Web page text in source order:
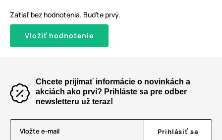
Zatiaľ bez hodnotenia. Buďte prvý.
Vložiť hodnotenie
Chcete prijímať informácie o novinkách a
akciách ako prví? Prihláste sa pre odber
newsletteru už teraz!
Vložte e-mail Prihlásiť sa